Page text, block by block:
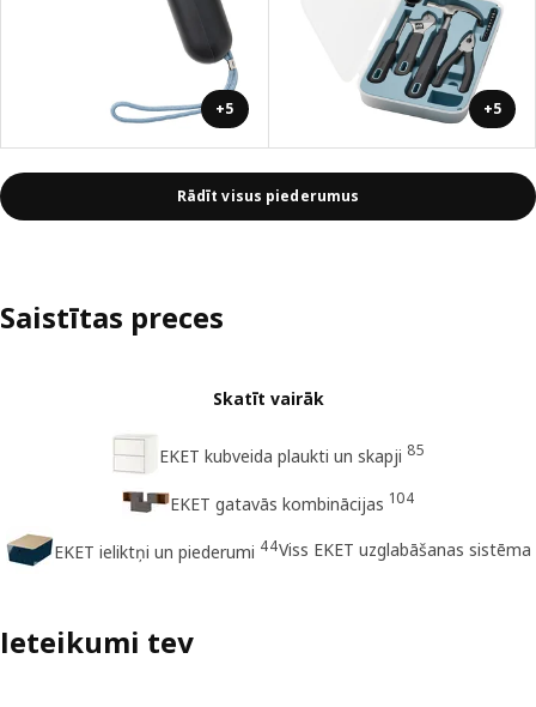
+5 +5
Rādīt visus piederumus
Saistītas preces
Skatīt vairāk
EKET kubveida plaukti un skapji 85
EKET gatavās kombinācijas 104
EKET ieliktņi un piederumi 44Viss EKET uzglabāšanas sistēma
Ieteikumi tev